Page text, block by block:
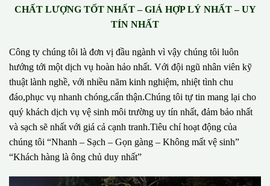
CHẤT LƯỢNG TỐT NHẤT – GIÁ HỢP LÝ NHẤT – UY
TÍN NHẤT
Công ty chúng tôi là đơn vị đầu ngành vì vậy chúng tôi luôn
hướng tới một dịch vụ hoàn hảo nhất. Với đội ngũ nhân viên kỹ
thuật lành nghề, với nhiều năm kinh nghiệm, nhiệt tình chu
đáo,phục vụ nhanh chóng,cẩn thận.Chúng tôi tự tin mang lại cho
quý khách dịch vụ vệ sinh môi trường uy tín nhất, đảm bảo nhất
và sạch sẽ nhất với giá cả cạnh tranh.Tiêu chí hoạt động của
chúng tôi “Nhanh – Sạch – Gọn gàng – Không mất vệ sinh”
“Khách hàng là ông chủ duy nhất”